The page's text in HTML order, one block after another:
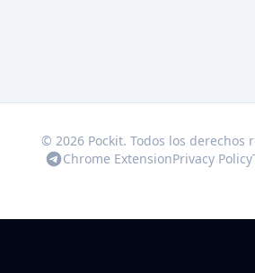
© 2026 Pockit. Todos los derechos
Chrome ExtensionPrivacy Policy